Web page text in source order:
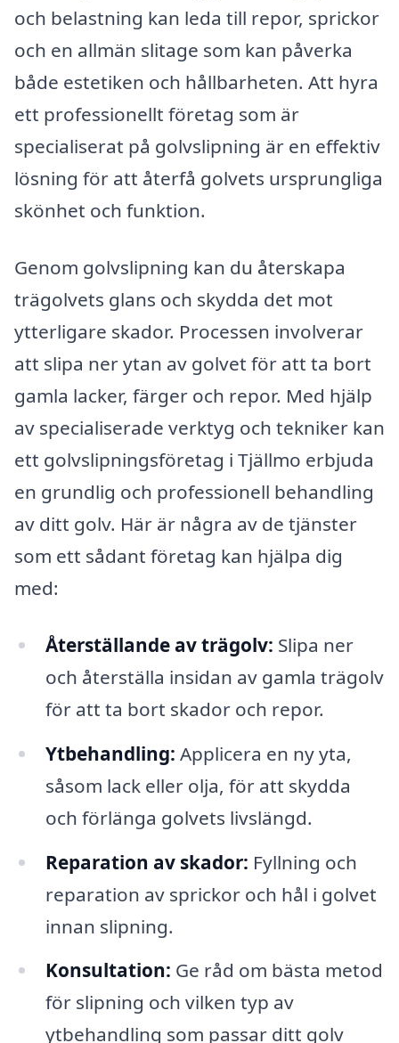
och belastning kan leda till repor, sprickor
och en allmän slitage som kan påverka
både estetiken och hållbarheten. Att hyra
ett professionellt företag som är
specialiserat på golvslipning är en effektiv
lösning för att återfå golvets ursprungliga
skönhet och funktion.
Genom golvslipning kan du återskapa
trägolvets glans och skydda det mot
ytterligare skador. Processen involverar
att slipa ner ytan av golvet för att ta bort
gamla lacker, färger och repor. Med hjälp
av specialiserade verktyg och tekniker kan
ett golvslipningsföretag i Tjällmo erbjuda
en grundlig och professionell behandling
av ditt golv. Här är några av de tjänster
som ett sådant företag kan hjälpa dig
med:
Återställande av trägolv: Slipa ner
och återställa insidan av gamla trägolv
för att ta bort skador och repor.
Ytbehandling: Applicera en ny yta,
såsom lack eller olja, för att skydda
och förlänga golvets livslängd.
Reparation av skador: Fyllning och
reparation av sprickor och hål i golvet
innan slipning.
Konsultation: Ge råd om bästa metod
för slipning och vilken typ av
ytbehandling som passar ditt golv